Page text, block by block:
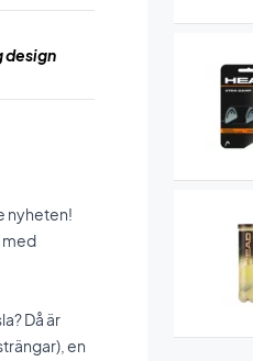
design
nyheten!
med
Då är
en